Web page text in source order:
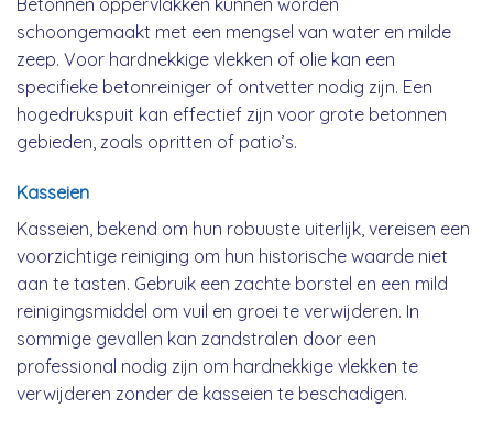
Betonnen oppervlakken kunnen worden
schoongemaakt met een mengsel van water en milde
zeep. Voor hardnekkige vlekken of olie kan een
specifieke betonreiniger of ontvetter nodig zijn. Een
hogedrukspuit kan effectief zijn voor grote betonnen
gebieden, zoals opritten of patio’s.
Kasseien
Kasseien, bekend om hun robuuste uiterlijk, vereisen een
voorzichtige reiniging om hun historische waarde niet
aan te tasten. Gebruik een zachte borstel en een mild
reinigingsmiddel om vuil en groei te verwijderen. In
sommige gevallen kan zandstralen door een
professional nodig zijn om hardnekkige vlekken te
verwijderen zonder de kasseien te beschadigen.